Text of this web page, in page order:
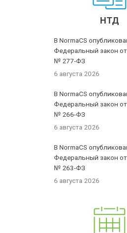
НТД
В NormaCS
Федеральный закон от
№ 277-ФЗ
6 августа 2026
В NormaCS
Федеральный закон от
№ 266-ФЗ
6 августа 2026
В NormaCS
Федеральный закон от
№ 263-ФЗ
6 августа 2026